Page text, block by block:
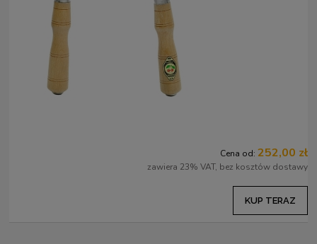
Cena od: 252,00 zł
zawiera 23% VAT, bez kosztów dostawy
KUP TERAZ